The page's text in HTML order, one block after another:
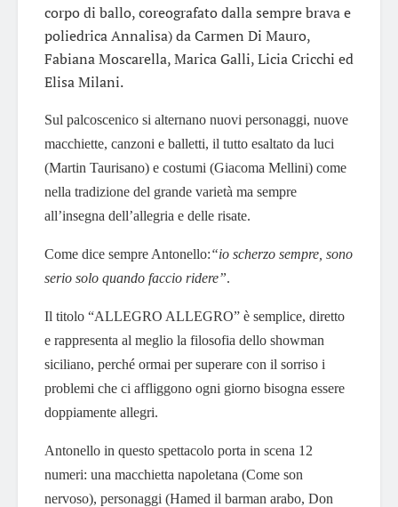
corpo di ballo, coreografato dalla sempre brava e
poliedrica Annalisa) da Carmen Di Mauro,
Fabiana Moscarella, Marica Galli, Licia Cricchi ed
Elisa Milani.
Sul palcoscenico si alternano nuovi personaggi, nuove
macchiette, canzoni e balletti, il tutto esaltato da luci
(Martin Taurisano) e costumi (Giacoma Mellini) come
nella tradizione del grande varietà ma sempre
all’insegna dell’allegria e delle risate.
Come dice sempre Antonello:“io scherzo sempre, sono
serio solo quando faccio ridere”.
Il titolo “ALLEGRO ALLEGRO” è semplice, diretto
e rappresenta al meglio la filosofia dello showman
siciliano, perché ormai per superare con il sorriso i
problemi che ci affliggono ogni giorno bisogna essere
doppiamente allegri.
Antonello in questo spettacolo porta in scena 12
numeri: una macchietta napoletana (Come son
nervoso), personaggi (Hamed il barman arabo, Don